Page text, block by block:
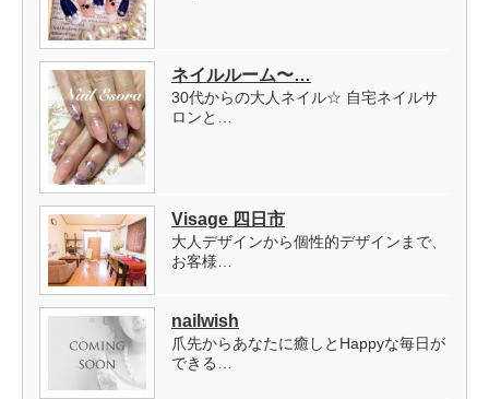
ネイルルーム〜…
30代からの大人ネイル☆ 自宅ネイルサ
ロンと…
Visage 四日市
大人デザインから個性的デザインまで、
お客様…
nailwish
爪先からあなたに癒しとHappyな毎日が
できる…